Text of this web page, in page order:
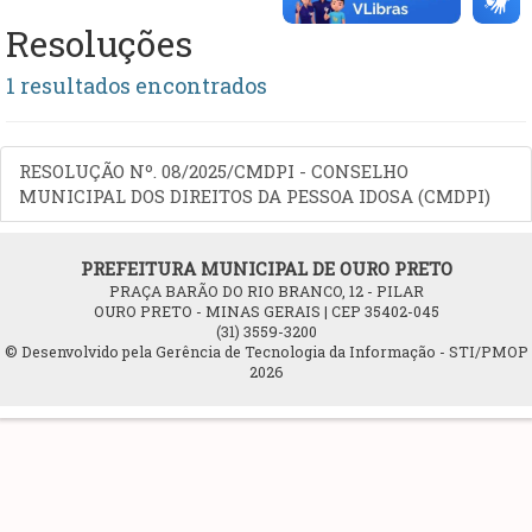
Resoluções
1 resultados encontrados
RESOLUÇÃO Nº. 08/2025/CMDPI - CONSELHO
MUNICIPAL DOS DIREITOS DA PESSOA IDOSA (CMDPI)
PREFEITURA MUNICIPAL DE OURO PRETO
PRAÇA BARÃO DO RIO BRANCO, 12 - PILAR
OURO PRETO - MINAS GERAIS | CEP 35402-045
(31) 3559-3200
© Desenvolvido pela Gerência de Tecnologia da Informação - STI/PMOP
2026